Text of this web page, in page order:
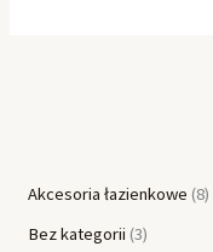
Akcesoria łazienkowe 8
Bez kategorii 3